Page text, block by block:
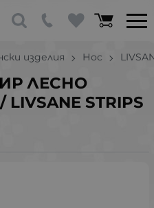
изделия Нос
ЛЕСНО
STRIPS